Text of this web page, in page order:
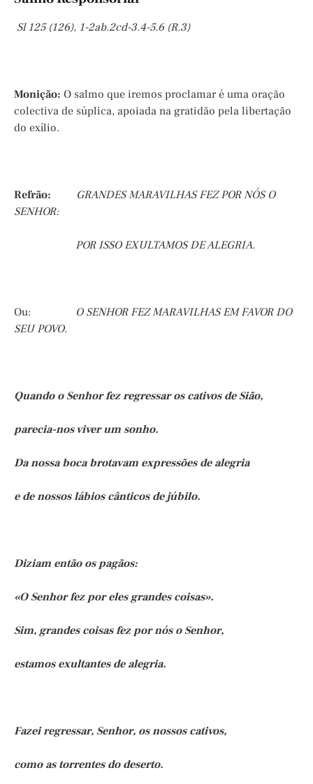
Sl 125 (126), 1-2ab.2cd-3.4-5.6 (R.3)
Monição: O salmo que iremos proclamar é uma oração
colectiva de súplica, apoiada na gratidão pela libertação
do exílio.
Refrão:
GRANDES MARAVILHAS FEZ POR NÓS O
SENHOR:
POR ISSO EXULTAMOS DE ALEGRIA.
Ou: O SENHOR FEZ MARAVILHAS EM FAVOR DO
SEU POVO.
Quando o Senhor fez regressar os cativos de Sião,
parecia-nos viver um sonho.
Da nossa boca brotavam expressões de alegria
e de nossos lábios cânticos de júbilo.
Diziam então os pagãos:
«O Senhor fez por eles grandes coisas».
Sim, grandes coisas fez por nós o Senhor,
estamos exultantes de alegria.
Fazei regressar, Senhor, os nossos cativos,
como as torrentes do deserto.